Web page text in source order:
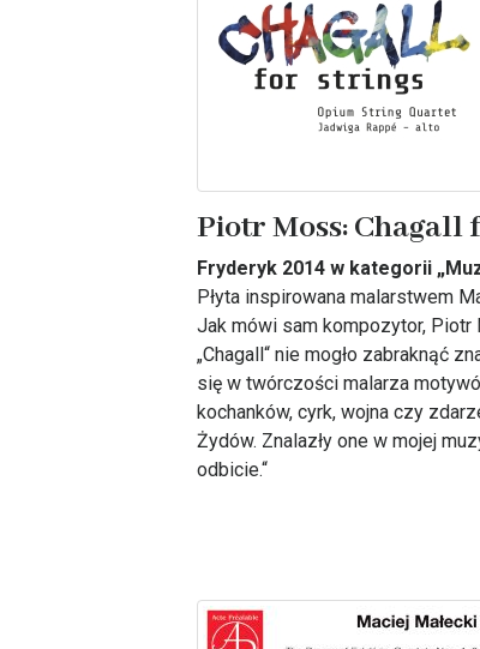
Piotr Moss: Chagall
Fryderyk 2014 w kategorii
Płyta inspirowana malarstwem
Jak mówi sam kompozytor, Piotr
„Chagall“ nie mogło zabraknąć
się w twórczości malarza
kochanków, cyrk, wojna czy
Żydów. Znalazły one w mojej
odbicie.“